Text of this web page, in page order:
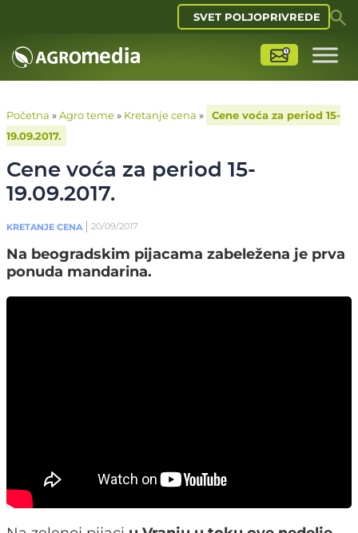
SVET POLJOPRIVREDE
Početna »Agro teme» Kretanje cena »
Cene voća za period 15-
19.09.2017.
Cene voća za period 15-
19.09.2017.
KRETANJE CENA 20/09/2017
Na beogradskim pijacama zabeležena je prva
ponuda mandarina.